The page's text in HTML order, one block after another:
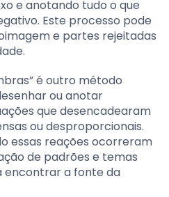
e anotando tudo o que
Este processo pode
e partes rejeitadas
é outro método
ou anotar
que desencadearam
ou desproporcionais.
essas reações ocorreram
de padrões e temas
encontrar a fonte da